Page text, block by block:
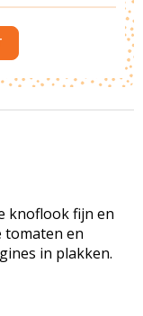
knoflook fijn en
tomaten en
in plakken.